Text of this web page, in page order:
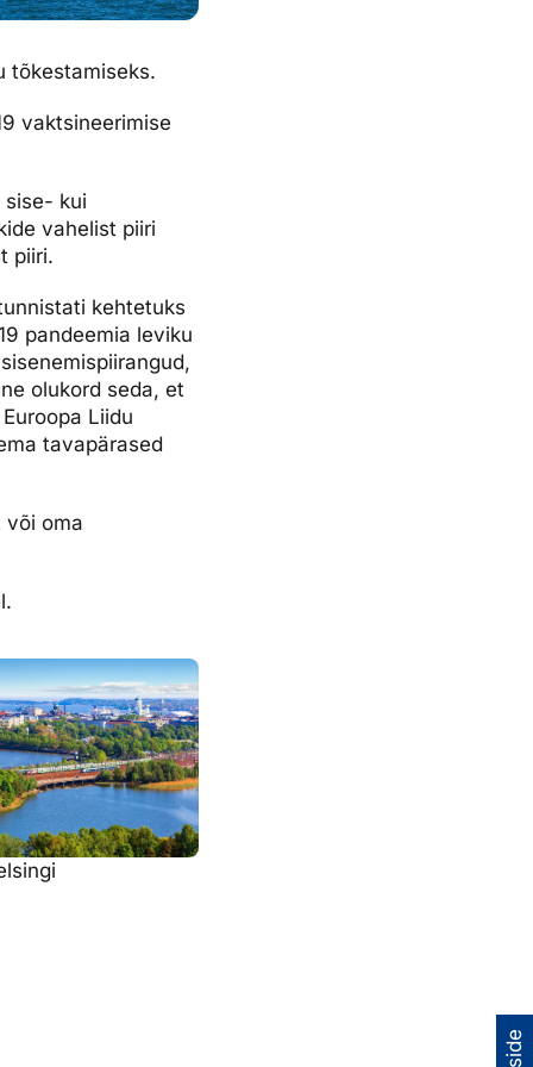
tõkestamiseks.
vaktsineerimise
sise- kui
vahelist piiri
piiri.
kehtetuks
pandeemia leviku
olukord seda, et
Liidu
tavapärased
või oma